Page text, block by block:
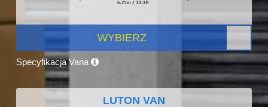
WYBIERZ
Specyfikacja Vana
LUTON VAN